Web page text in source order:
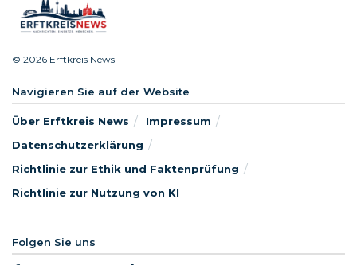
© 2026 Erftkreis News
Navigieren Sie auf der Website
Über Erftkreis News
Impressum
Datenschutzerklärung
Richtlinie zur Ethik und Faktenprüfung
Richtlinie zur Nutzung von KI
Folgen Sie uns